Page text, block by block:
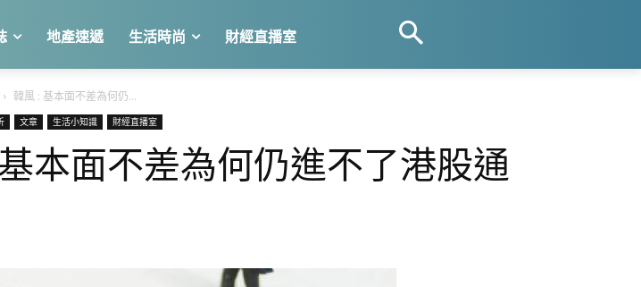
地產速遞 生活時尚 財經直播室
韓風 : 基本面不差為何仍...
文章 生活小知識 財經直播室
本面不差為何仍進不了港股通